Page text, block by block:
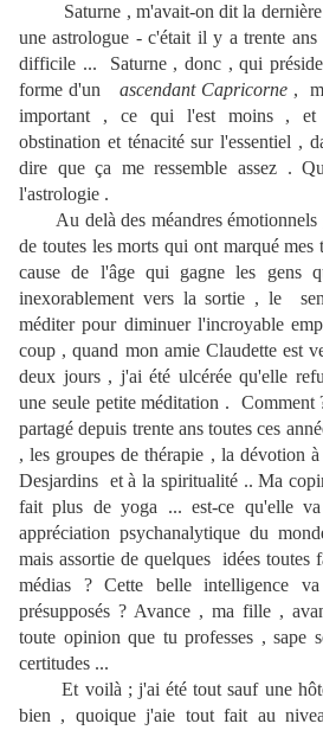
Saturne , m'avait-on dit la dernière
une astrologue - c'était il y a trente
difficile ... Saturne , donc , qui
forme d'un ascendant Capricorne,
important , ce qui l'est moins , et
obstination et ténacité sur l'essentiel ,
dire que ça me ressemble assez .
l'astrologie .
Au delà des méandres émotionnels
de toutes les morts qui ont marqué mes
cause de l'âge qui gagne les gens
inexorablement vers la sortie , le
méditer pour diminuer l'incroyable
coup , quand mon amie Claudette est
deux jours , j'ai été ulcérée qu'elle
une seule petite méditation . Comment
partagé depuis trente ans toutes ces
, les groupes de thérapie , la dévotion
Desjardins et à la spiritualité .. Ma
fait plus de yoga ... est-ce qu'elle
appréciation psychanalytique du
mais assortie de quelques idées toutes
médias ? Cette belle intelligence
présupposés ? Avance , ma fille ,
toute opinion que tu professes , sape
certitudes ...
Et voilà ; j'ai été tout sauf une
bien , quoique j'aie tout fait au